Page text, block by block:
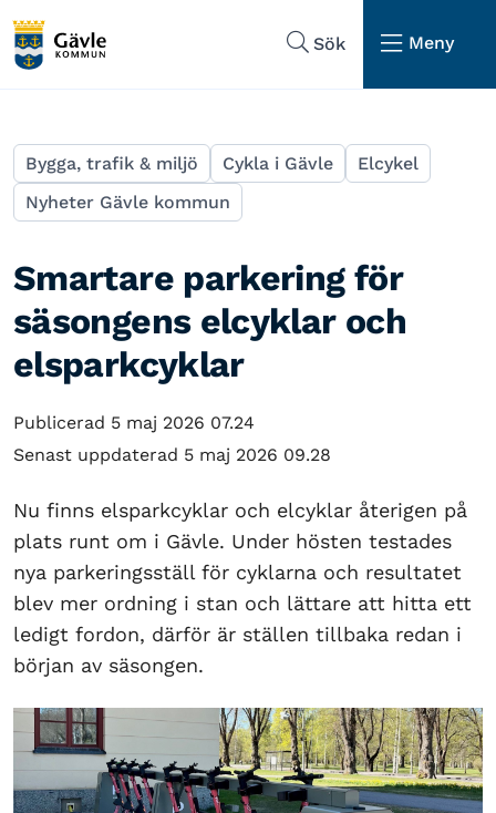
Sök
Meny
Bygga, trafik & miljö Cykla i Gävle
Elcykel
Nyheter Gävle kommun
Smartare parkering för
säsongens elcyklar och
elsparkcyklar
Publicerad 5 maj 2026 07.24
Senast uppdaterad 5 maj 2026 09.28
Nu finns elsparkcyklar och elcyklar återigen på
plats runt om i Gävle. Under hösten testades
nya parkeringsställ för cyklarna och resultatet
blev mer ordning i stan och lättare att hitta ett
ledigt fordon, därför är ställen tillbaka redan i
början av säsongen.